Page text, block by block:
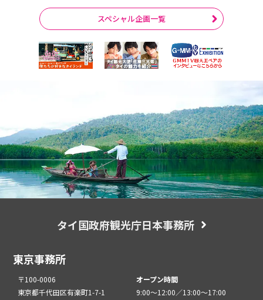
スペシャル企画一覧
タイ国政府観光庁日本事務所
東京事務所
〒100-0006
東京都千代田区有楽町1-7-1
オープン時間
9:00～12:00／13:00～17:00